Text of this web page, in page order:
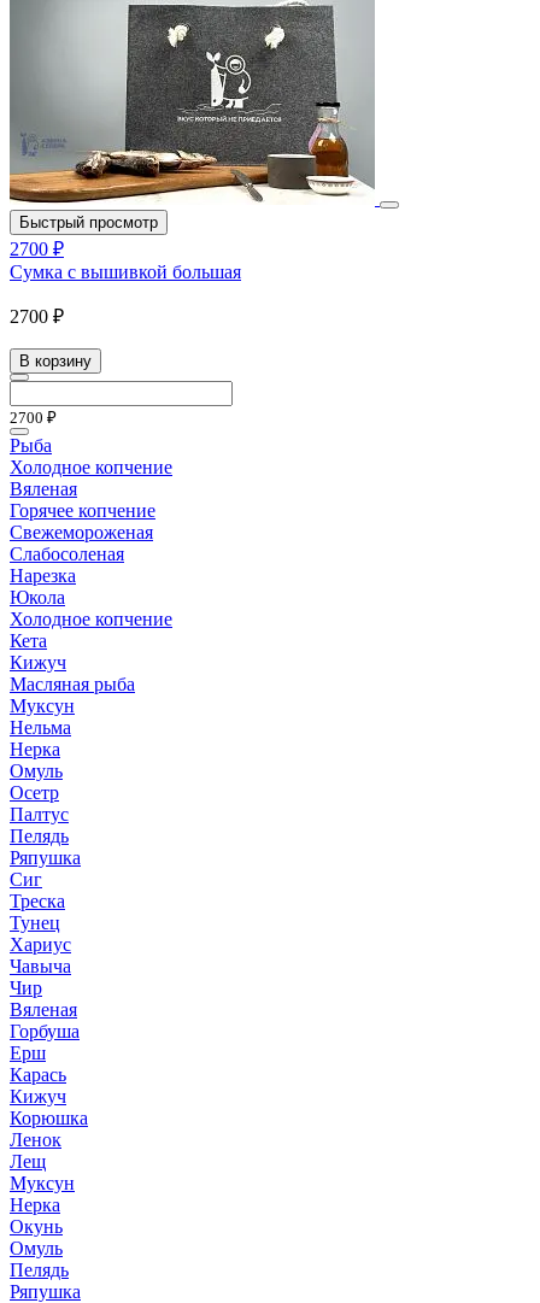
Быстрый просмотр
2700 ₽
Сумка с вышивкой большая
2700 ₽
В корзину
2700 ₽
Рыба
Холодное копчение
Вяленая
Горячее копчение
Свежемороженая
Слабосоленая
Нарезка
Юкола
Холодное копчение
Кета
Кижуч
Масляная рыба
Муксун
Нельма
Нерка
Омуль
Осетр
Палтус
Пелядь
Ряпушка
Сиг
Треска
Тунец
Хариус
Чавыча
Чир
Вяленая
Горбуша
Ерш
Карась
Кижуч
Корюшка
Ленок
Лещ
Муксун
Нерка
Окунь
Омуль
Пелядь
Ряпушка